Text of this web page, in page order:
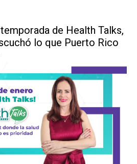
de Health Talks,
lo que Puerto Rico